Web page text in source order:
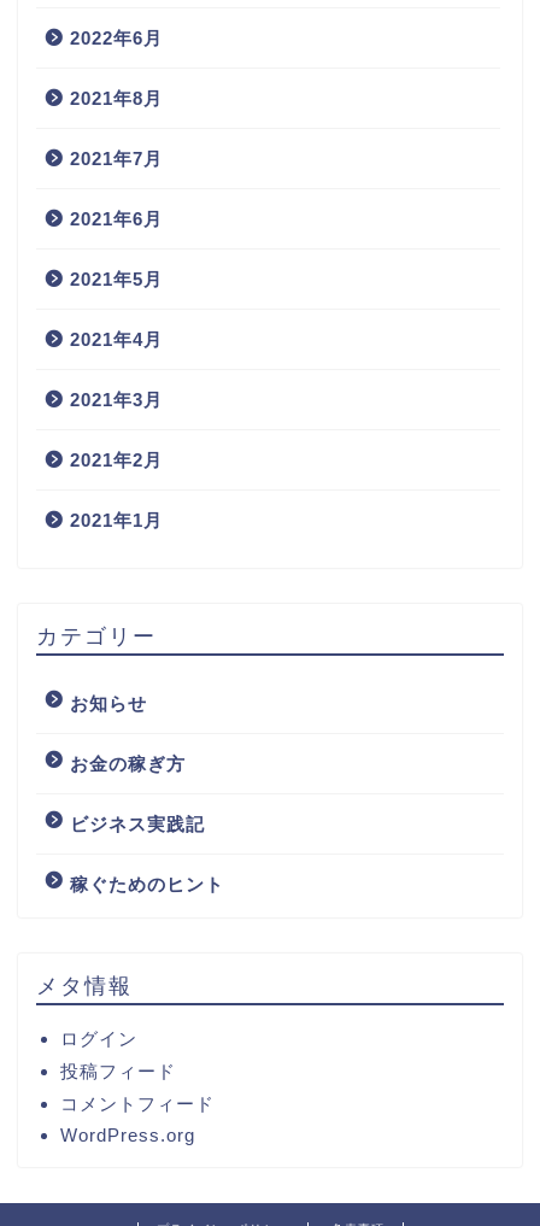
2022年6月
2021年8月
2021年7月
2021年6月
2021年5月
2021年4月
2021年3月
2021年2月
2021年1月
カテゴリー
お知らせ
お金の稼ぎ方
ビジネス実践記
稼ぐためのヒント
メタ情報
ログイン
投稿フィード
コメントフィード
WordPress.org